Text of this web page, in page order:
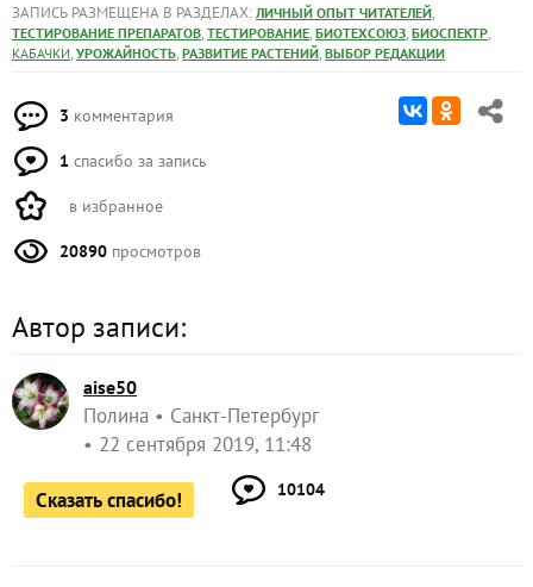
ЗАПИСЬ РАЗМЕЩЕНА В РАЗДЕЛАХ: ЛИЧНЫЙ ОПЫТ ЧИТАТЕЛЕЙ,
ТЕСТИРОВАНИЕ ПРЕПАРАТОВ, ТЕСТИРОВАНИЕ, БИОТЕХСОЮЗ, БИОСПЕКТР,
КАБАЧКИ, УРОЖАЙНОСТЬ, РАЗВИТИЕ РАСТЕНИЙ, ВЫБОР РЕДАКЦИИ
3 комментария
1 спасибо за запись
в избранное
20890 просмотров
Автор записи:
aise50
Полина
Санкт-Петербург
22 сентября 2019, 11:48
Сказать спасибо! 10104